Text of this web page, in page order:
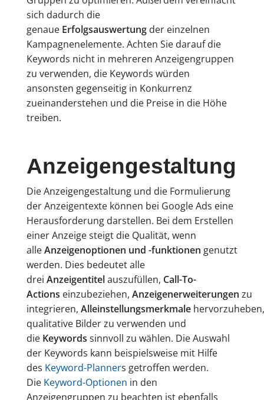
sich dadurch die
genaue Erfolgsauswertungder einzelnen
Kampagnenelemente. Achten Sie darauf die
Keywords nicht in mehreren Anzeigengruppen
zu verwenden, die Keywords würden
ansonsten gegenseitig in Konkurrenz
zueinanderstehen und die Preise in die Höhe
treiben.
Anzeigengestaltung
Die Anzeigengestaltung und die Formulierung
der Anzeigentexte können bei Google Ads eine
Herausforderung darstellen. Bei dem Erstellen
einer Anzeige steigt die Qualität, wenn
alleAnzeigenoptionen und -funktionen genutzt
werden. Dies bedeutet alle
drei Anzeigentitelauszufüllen, Call-To-
Actions einzubeziehen, Anzeigenerweiterungen zu
integrieren, Alleinstellungsmerkmalehervorzuheben,
qualitative Bilder zu verwenden und
die Keywords sinnvoll zu wählen. Die Auswahl
der Keywords kann beispielsweise mit Hilfe
des Keyword-Planners getroffen werden.
Die Keyword-Optionen in den
Anzeigengruppen zu beachten ist ebenfalls